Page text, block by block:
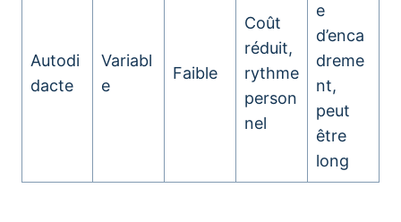
Autodi
dacte
Variabl
e
Faible
Coût
réduit,
rythme
person
nel
e
d’enca
dreme
nt,
peut
être
long